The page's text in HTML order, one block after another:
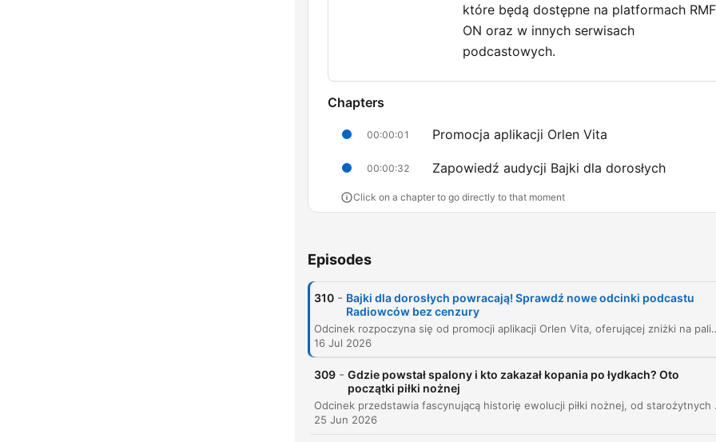
które będą dostępne na platformach RMF
ON oraz w innych serwisach
podcastowych.
Chapters
00:00:01 Promocja aplikacji Orlen Vita
00:00:32 Zapowiedź audycji Bajki dla dorosłych
Click on a chapter to go directly to that moment
Orlen Vita.
00:00:16 · Informacja o szczegółach promocji paliwowej i
Radiowcy bez cenzury, Przemysław Skowron, Tomasz
Olbratowski i Jacek Tonkowicz zapraszają na
Episodes
310 - Bajki dla dorosłych powracają! Sprawdź nowe odcinki podcastu
Radiowców bez cenzury
Odcinek rozpoczyna się od promocji aplikacji Orlen Vita, oferującej zniżki na paliwo oraz produkty spożywcze podczas wakacyjnych weekendów. Następnie następuje
16 Jul 2026
309 - Gdzie powstał spalony i kto zakazał kopania po łydkach? Oto
początki piłki nożnej
Odcinek przedstawia fascynującą historię ewolucji piłki nożnej,
25 Jun 2026